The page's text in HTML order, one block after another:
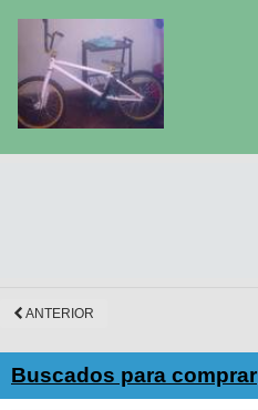
ANTERIOR
Buscados para comprar